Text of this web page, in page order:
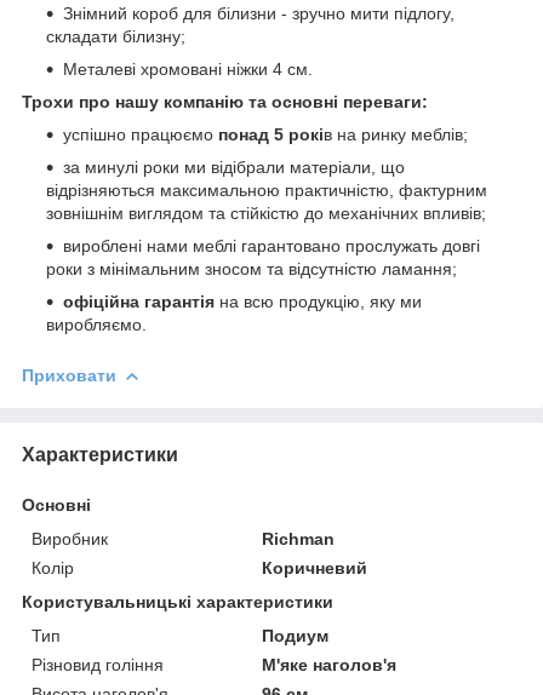
Знімний короб для білизни - зручно мити підлогу,
складати білизну;
Металеві хромовані ніжки 4 см.
Трохи про нашу компанію та основні переваги:
успішно працюємо понад 5 років на ринку меблів;
за минулі роки ми відібрали матеріали, що
відрізняються максимальною практичністю, фактурним
зовнішнім виглядом та стійкістю до механічних впливів;
вироблені нами меблі гарантовано прослужать довгі
роки з мінімальним зносом та відсутністю ламання;
офіційна гарантія на всю продукцію, яку ми
виробляємо.
Приховати
Характеристики
Основні
Виробник
Richman
Колір
Коричневий
Користувальницькі характеристики
Тип
Подиум
Різновид гоління
М'яке наголов'я